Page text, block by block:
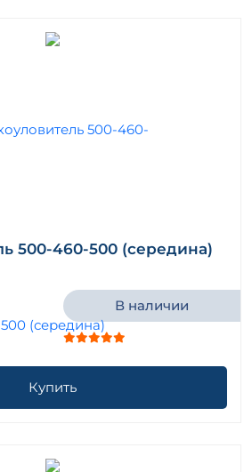
500-460-500 (середина)
В наличии
Купить